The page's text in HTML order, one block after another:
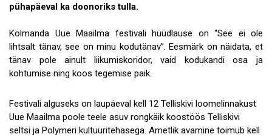
Tule ekskursioonile!
Andmekaitse
pühapäeval ka doonoriks tulla.
Kolmanda Uue Maailma festivali hüüdlause on “See ei ole
lihtsalt tänav, see on minu kodutänav”. Eesmärk on näidata, et
tänav pole ainult liikumiskoridor, vaid kodukandi osa ja
kohtumise ning koos tegemise paik.
Festivali alguseks on laupäeval kell 12 Telliskivi loomelinnakust
Uue Maailma poole teele asuv rongkäik koostöös Telliskivi
seltsi ja Polymeri kultuuritehasega. Ametlik avamine toimub kell